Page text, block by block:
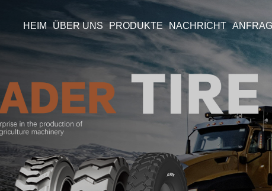
HEIM ÜBER UNS PRODUKTE NACHRICHT